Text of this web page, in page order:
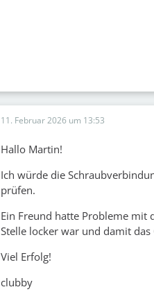
11. Februar 2026 um 13:53
Hallo Martin!
Ich würde die
prüfen.
Ein Freund hatte Probleme mit
Stelle locker war und damit
Viel Erfolg!
clubby